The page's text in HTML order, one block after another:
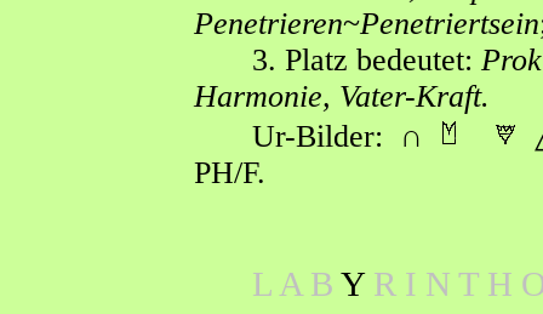
Penetrieren~Penetriertsein
3. Platz bedeutet:
Harmonie, Vater-Kraft.
Ur-Bilder:
∩
PH/F.
L A B Y R I N T H